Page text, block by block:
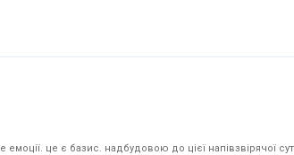
це є базис. надбудовою до цієї напівзвірячої